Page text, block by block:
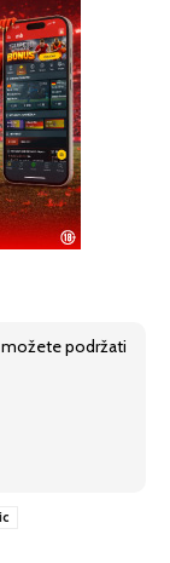
možete podržati